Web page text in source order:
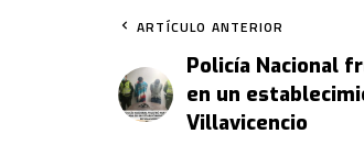
ARTÍCULO ANTERIOR
Policía Nacional
en un
Villavicencio